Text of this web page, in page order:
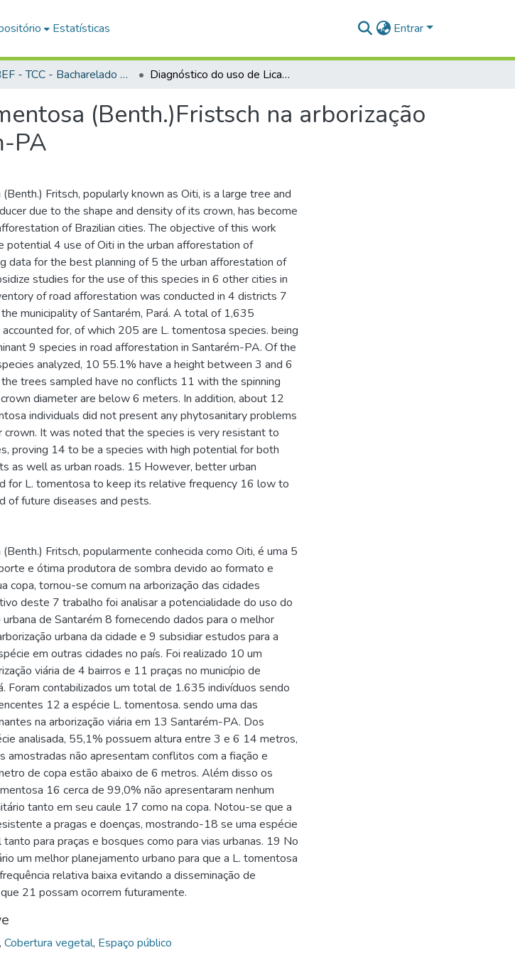
Estatísticas Entrar
IBEF - TCC - Bacharelado em Engenharia Florestal Diagnóstico do uso de Licania tomentosa (Benth.)Fristsch na arborização urbana no município de Santarém-PA
(Benth.)Fristsch na arborização
PA
Fritsch, popularly known as Oiti, is a large tree and
due to the shape and density of its crown, has become
of Brazilian cities. The objective of this work
potential 4 use of Oiti in the urban afforestation of
data for the best planning of 5 the urban afforestation of
studies for the use of this species in 6 other cities in
of road afforestation was conducted in 4 districts 7
municipality of Santarém, Pará. A total of 1,635
for, of which 205 are L. tomentosa species. being
9 species in road afforestation in Santarém-PA. Of the
analyzed, 10 55.1% have a height between 3 and 6
trees sampled have no conflicts 11 with the spinning
diameter are below 6 meters. In addition, about 12
individuals did not present any phytosanitary problems
It was noted that the species is very resistant to
proving 14 to be a species with high potential for both
as well as urban roads. 15 However, better urban
for L. tomentosa to keep its relative frequency 16 low to
of future diseases and pests.
Fritsch, popularmente conhecida como Oiti, é uma 5
e ótima produtora de sombra devido ao formato e
copa, tornou-se comum na arborização das cidades
deste 7 trabalho foi analisar a potencialidade do uso do
urbana de Santarém 8 fornecendo dados para o melhor
urbana da cidade e 9 subsidiar estudos para a
em outras cidades no país. Foi realizado 10 um
viária de 4 bairros e 11 praças no município de
Foram contabilizados um total de 1.635 indivíduos sendo
12 a espécie L. tomentosa. sendo uma das
na arborização viária em 13 Santarém-PA. Dos
analisada, 55,1% possuem altura entre 3 e 6 14 metros,
amostradas não apresentam conflitos com a fiação e
de copa estão abaixo de 6 metros. Além disso os
16 cerca de 99,0% não apresentaram nenhum
tanto em seu caule 17 como na copa. Notou-se que a
a pragas e doenças, mostrando-18 se uma espécie
para praças e bosques como para vias urbanas. 19 No
um melhor planejamento urbano para que a L. tomentosa
relativa baixa evitando a disseminação de
21 possam ocorrem futuramente.
, Cobertura vegetal, Espaço público